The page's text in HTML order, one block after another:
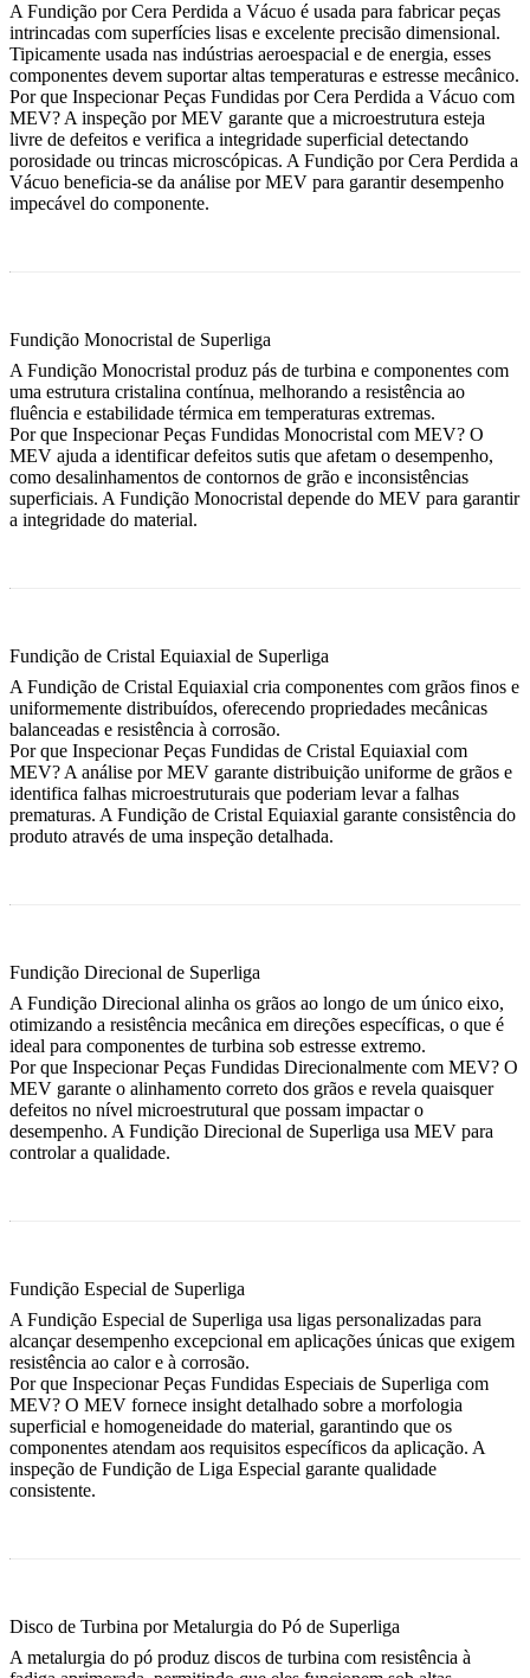
A Fundição por Cera Perdida a Vácuo é usada para fabricar peças
intrincadas com superfícies lisas e excelente precisão dimensional.
Tipicamente usada nas indústrias aeroespacial e de energia, esses
componentes devem suportar altas temperaturas e estresse mecânico.
Por que Inspecionar Peças Fundidas por Cera Perdida a Vácuo com
MEV? A inspeção por MEV garante que a microestrutura esteja
livre de defeitos e verifica a integridade superficial detectando
porosidade ou trincas microscópicas. A Fundição por Cera Perdida a
Vácuo beneficia-se da análise por MEV para garantir desempenho
impecável do componente.
Fundição Monocristal de Superliga
A Fundição Monocristal produz pás de turbina e componentes com
uma estrutura cristalina contínua, melhorando a resistência ao
fluência e estabilidade térmica em temperaturas extremas.
Por que Inspecionar Peças Fundidas Monocristal com MEV? O
MEV ajuda a identificar defeitos sutis que afetam o desempenho,
como desalinhamentos de contornos de grão e inconsistências
superficiais. A Fundição Monocristal depende do MEV para garantir
a integridade do material.
Fundição de Cristal Equiaxial de Superliga
A Fundição de Cristal Equiaxial cria componentes com grãos finos e
uniformemente distribuídos, oferecendo propriedades mecânicas
balanceadas e resistência à corrosão.
Por que Inspecionar Peças Fundidas de Cristal Equiaxial com
MEV? A análise por MEV garante distribuição uniforme de grãos e
identifica falhas microestruturais que poderiam levar a falhas
prematuras. A Fundição de Cristal Equiaxial garante consistência do
produto através de uma inspeção detalhada.
Fundição Direcional de Superliga
A Fundição Direcional alinha os grãos ao longo de um único eixo,
otimizando a resistência mecânica em direções específicas, o que é
ideal para componentes de turbina sob estresse extremo.
Por que Inspecionar Peças Fundidas Direcionalmente com MEV? O
MEV garante o alinhamento correto dos grãos e revela quaisquer
defeitos no nível microestrutural que possam impactar o
desempenho. A Fundição Direcional de Superliga usa MEV para
controlar a qualidade.
Fundição Especial de Superliga
A Fundição Especial de Superliga usa ligas personalizadas para
alcançar desempenho excepcional em aplicações únicas que exigem
resistência ao calor e à corrosão.
Por que Inspecionar Peças Fundidas Especiais de Superliga com
MEV? O MEV fornece insight detalhado sobre a morfologia
superficial e homogeneidade do material, garantindo que os
componentes atendam aos requisitos específicos da aplicação. A
inspeção de Fundição de Liga Especial garante qualidade
consistente.
Disco de Turbina por Metalurgia do Pó de Superliga
A metalurgia do pó produz discos de turbina com resistência à